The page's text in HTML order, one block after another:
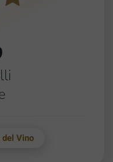
Vino